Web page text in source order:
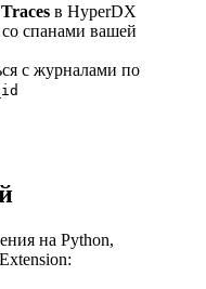
Traces в HyperDX
спанами вашей
с журналами по
на Python,